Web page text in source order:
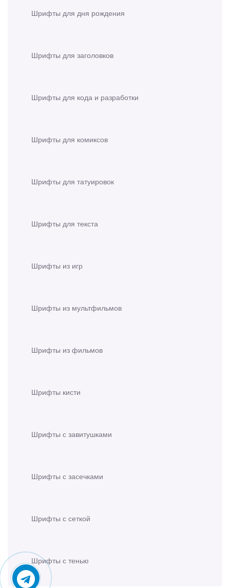
Шрифты для дня рождения
Шрифты для заголовков
Шрифты для кода и разработки
Шрифты для комиксов
Шрифты для татуировок
Шрифты для текста
Шрифты из игр
Шрифты из мультфильмов
Шрифты из фильмов
Шрифты кисти
Шрифты с завитушками
Шрифты с засечками
Шрифты с сеткой
Шрифты с тенью